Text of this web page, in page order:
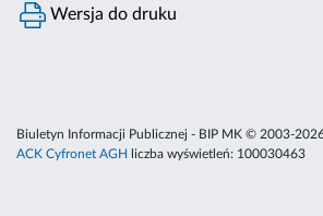
Wersja do druku
Biuletyn Informacji Publicznej - BIP MK © 2003-
ACK Cyfronet AGH
liczba wyświetleń: 100030463